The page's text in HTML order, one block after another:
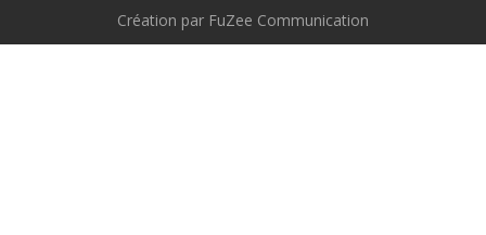
Création par FuZee Communication